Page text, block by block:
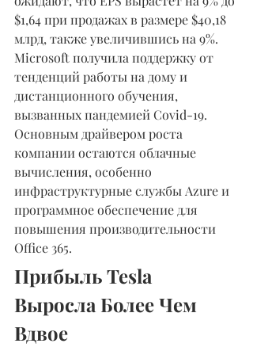
$1,64 при продажах в размере $40,18
млрд, также увеличившись на 9%.
Microsoft получила поддержку от
тенденций работы на дому и
дистанционного обучения,
вызванных пандемией Covid-19.
Основным драйвером роста
компании остаются облачные
вычисления, особенно
инфраструктурные службы Azure и
программное обеспечение для
повышения производительности
Office 365.
Прибыль Tesla
Выросла Более Чем
Вдвое